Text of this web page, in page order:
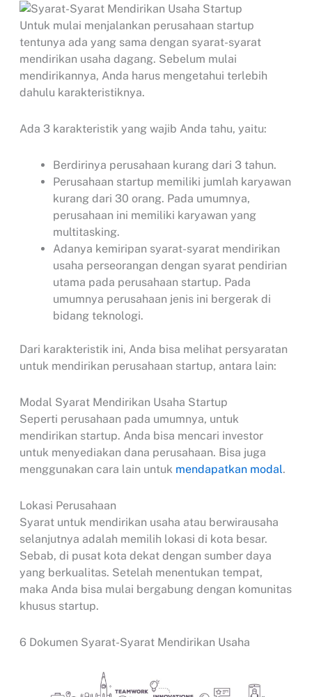
Untuk mulai menjalankan perusahaan startup
tentunya ada yang sama dengan syarat-syarat
mendirikan usaha dagang. Sebelum mulai
mendirikannya, Anda harus mengetahui terlebih
dahulu karakteristiknya.
Ada 3 karakteristik yang wajib Anda tahu, yaitu:
Berdirinya perusahaan kurang dari 3 tahun.
Perusahaan startup memiliki jumlah karyawan
kurang dari 30 orang. Pada umumnya,
perusahaan ini memiliki karyawan yang
multitasking.
Adanya kemiripan syarat-syarat mendirikan
usaha perseorangan dengan syarat pendirian
utama pada perusahaan startup. Pada
umumnya perusahaan jenis ini bergerak di
bidang teknologi.
Dari karakteristik ini, Anda bisa melihat persyaratan
untuk mendirikan perusahaan startup, antara lain:
Modal Syarat Mendirikan Usaha Startup
Seperti perusahaan pada umumnya, untuk
mendirikan startup. Anda bisa mencari investor
untuk menyediakan dana perusahaan. Bisa juga
menggunakan cara lain untuk mendapatkan modal.
Lokasi Perusahaan
Syarat untuk mendirikan usaha atau berwirausaha
selanjutnya adalah memilih lokasi di kota besar.
Sebab, di pusat kota dekat dengan sumber daya
yang berkualitas. Setelah menentukan tempat,
maka Anda bisa mulai bergabung dengan komunitas
khusus startup.
6 Dokumen Syarat-Syarat Mendirikan Usaha